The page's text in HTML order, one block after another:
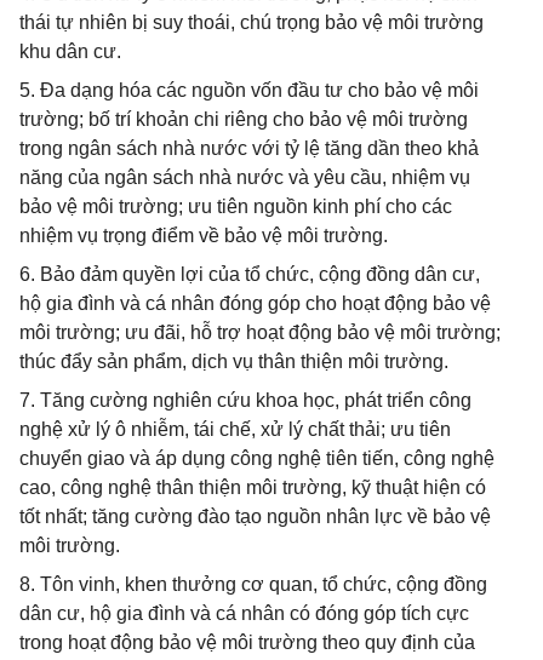
thái tự nhiên bị suy thoái, chú trọng bảo vệ môi trường
khu dân cư.
5. Đa dạng hóa các nguồn vốn đầu tư cho bảo vệ môi
trường; bố trí khoản chi riêng cho bảo vệ môi trường
trong ngân sách nhà nước với tỷ lệ tăng dần theo khả
năng của ngân sách nhà nước và yêu cầu, nhiệm vụ
bảo vệ môi trường; ưu tiên nguồn kinh phí cho các
nhiệm vụ trọng điểm về bảo vệ môi trường.
6. Bảo đảm quyền lợi của tổ chức, cộng đồng dân cư,
hộ gia đình và cá nhân đóng góp cho hoạt động bảo vệ
môi trường; ưu đãi, hỗ trợ hoạt động bảo vệ môi trường;
thúc đẩy sản phẩm, dịch vụ thân thiện môi trường.
7. Tăng cường nghiên cứu khoa học, phát triển công
nghệ xử lý ô nhiễm, tái chế, xử lý chất thải; ưu tiên
chuyển giao và áp dụng công nghệ tiên tiến, công nghệ
cao, công nghệ thân thiện môi trường, kỹ thuật hiện có
tốt nhất; tăng cường đào tạo nguồn nhân lực về bảo vệ
môi trường.
8. Tôn vinh, khen thưởng cơ quan, tổ chức, cộng đồng
dân cư, hộ gia đình và cá nhân có đóng góp tích cực
trong hoạt động bảo vệ môi trường theo quy định của